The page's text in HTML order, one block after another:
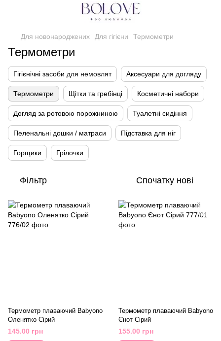
Для новонароджених Для гігієни Термометри
Термометри
Гігієнічні засоби для немовлят Аксесуари для догляду
Термометри Щітки та гребінці Косметичні набори
Догляд за ротовою порожниною Туалетні сидіння
Пеленальні дошки / матраси Підставка для ніг
Горщики Грілочки
Фільтр Спочатку нові
Термометр плаваючий Babyono
Оленятко Сірий
145.00 грн
Термометр плаваючий Babyono
Єнот Сірий
155.00 грн